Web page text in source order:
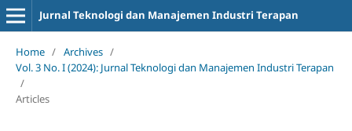
Jurnal Teknologi dan Manajemen Industri Terapan
Home / Archives /
Vol. 3 No. I (2024): Jurnal Teknologi dan Manajemen Industri Terapan
/
Articles